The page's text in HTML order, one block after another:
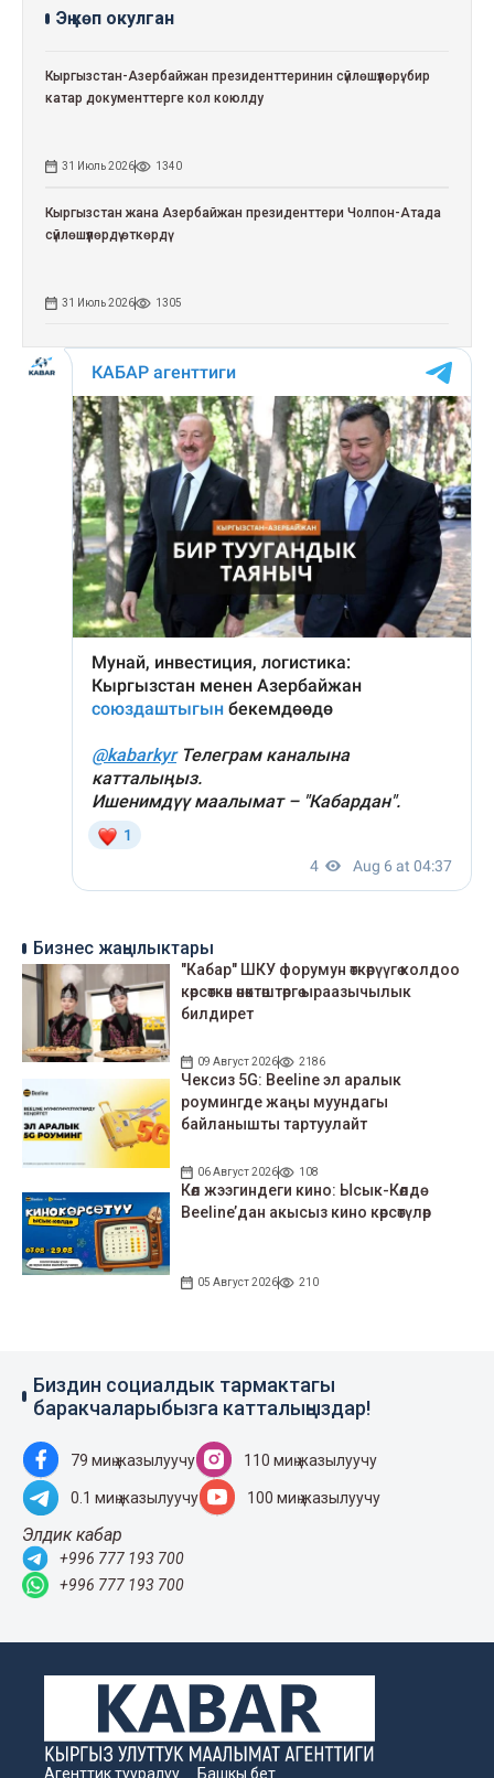
Эң көп окулган
Кыргызстан-Азербайжан президенттеринин сүйлөшүүлөрү: бир
катар документтерге кол коюлду
31 Июль 2026 1340
Кыргызстан жана Азербайжан президенттери Чолпон-Атада
сүйлөшүүлөрдү өткөрдү
31 Июль 2026 1305
Бизнес жаңылыктары
"Кабар" ШКУ форумун өткөрүүгө колдоо
көрсөткөн өнөктөштөргө ыраазычылык
билдирет
09 Август 2026 2186
Чексиз 5G: Beeline эл аралык
роумингде жаңы муундагы
байланышты тартуулайт
06 Август 2026 108
Көл жээгиндеги кино: Ысык-Көлдө
Beeline’дан акысыз кино көрсөтүлөр
05 Август 2026 210
Биздин социалдык тармактагы
баракчаларыбызга катталыңыздар!
79 миң жазылуучу 110 миң жазылуучу
0.1 миң жазылуучу 100 миң жазылуучу
Элдик кабар
+996 777 193 700
+996 777 193 700
Агенттик тууралуу Башкы бет